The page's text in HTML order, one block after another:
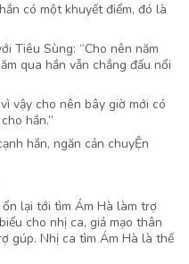
có một khuyết điểm, đó là
Tiêu Sùng: “Cho nên năm
qua hắn vẫn chẳng đấu nổi
vậy cho nên bây giờ mới có
hắn.”
hắn, ngăn cản chuyỆn
lại tới tìm Ám Hà làm trợ
cho nhị ca, giả mạo thân
gúp. Nhị ca tìm Ám Hà là thế